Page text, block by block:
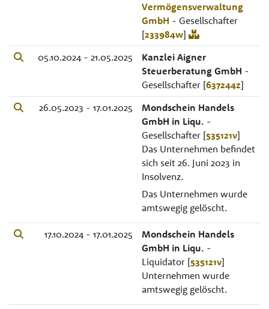
Vermögensverwaltung
GmbH - Gesellschafter
[233984w]
05.10.2024 - 21.05.2025
Kanzlei Aigner
Steuerberatung GmbH -
Gesellschafter [637244z]
26.05.2023 - 17.01.2025
Mondschein Handels
GmbH in Liqu. -
Gesellschafter [535121v]
Das Unternehmen befindet
sich seit 26. Juni 2023 in
Insolvenz.
Das Unternehmen wurde
amtswegig gelöscht.
17.10.2024 - 17.01.2025
Mondschein Handels
GmbH in Liqu. -
Liquidator [535121v]
Unternehmen wurde
amtswegig gelöscht.